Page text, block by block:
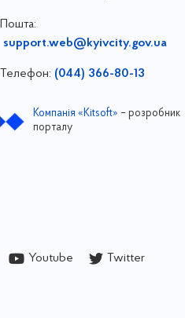
Пошта:
support.web@kyivcity.gov.ua
Телефон: (044) 366-80-13
Компанія «Kitsoft» – розробник
порталу
Youtube
Twitter